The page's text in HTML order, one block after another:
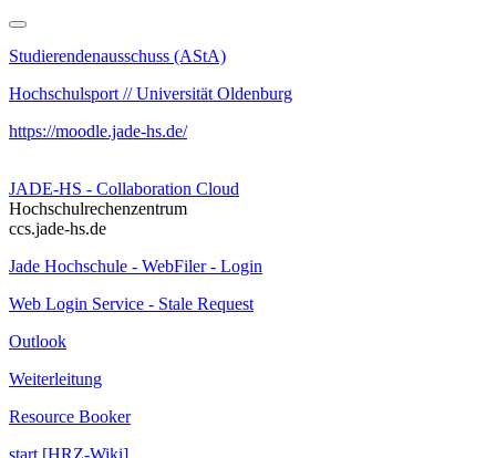
Studierendenausschuss (AStA)
Hochschulsport // Universität Oldenburg
https://moodle.jade-hs.de/
JADE-HS - Collaboration Cloud
Hochschulrechenzentrum
ccs.jade-hs.de
Jade Hochschule - WebFiler - Login
Web Login Service - Stale Request
Outlook
Weiterleitung
Resource Booker
start [HRZ-Wiki]